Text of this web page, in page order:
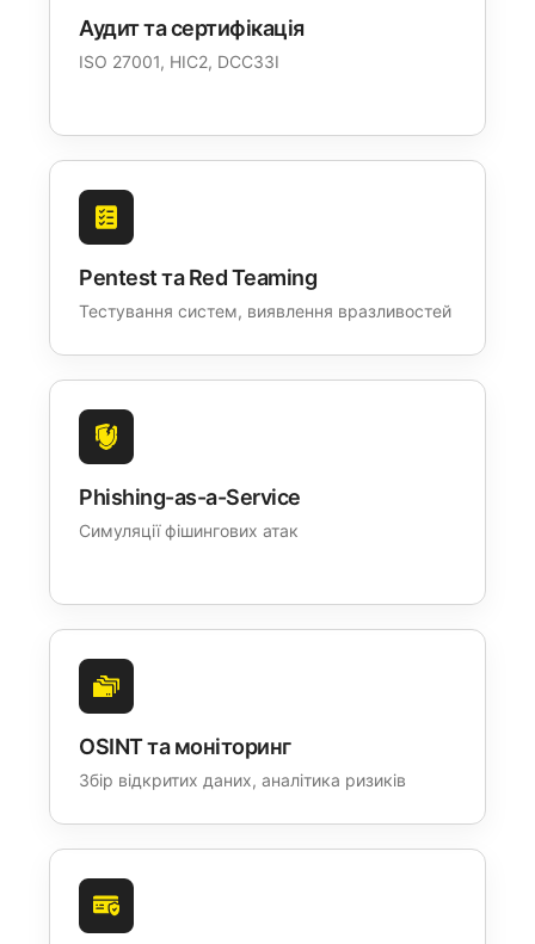
Аудит та сертифікація
ISO 27001, НІС2, DССЗЗІ
Pentest та Red Teaming
Тестування систем, виявлення вразливостей
Phishing-as-a-Service
Симуляції фішингових атак
OSINT та моніторинг
Збір відкритих даних, аналітика ризиків